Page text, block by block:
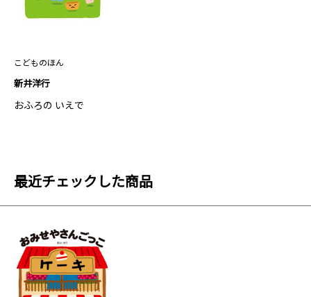
こどものほん
新井洋行
おふろの いえで
最近チェックした商品